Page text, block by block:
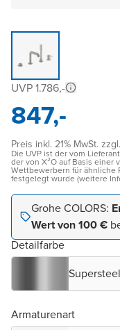
UVP 1.786,-
847,-
Preis inkl. 21% MwSt.
Die UVP ist der vom
der von X²O auf Basis
Wettbewerbern für ähnliche
festgelegt wurde (weitere
Grohe COLORS:
Wert von 100 €
Detailfarbe
Supersteel
Armaturenart